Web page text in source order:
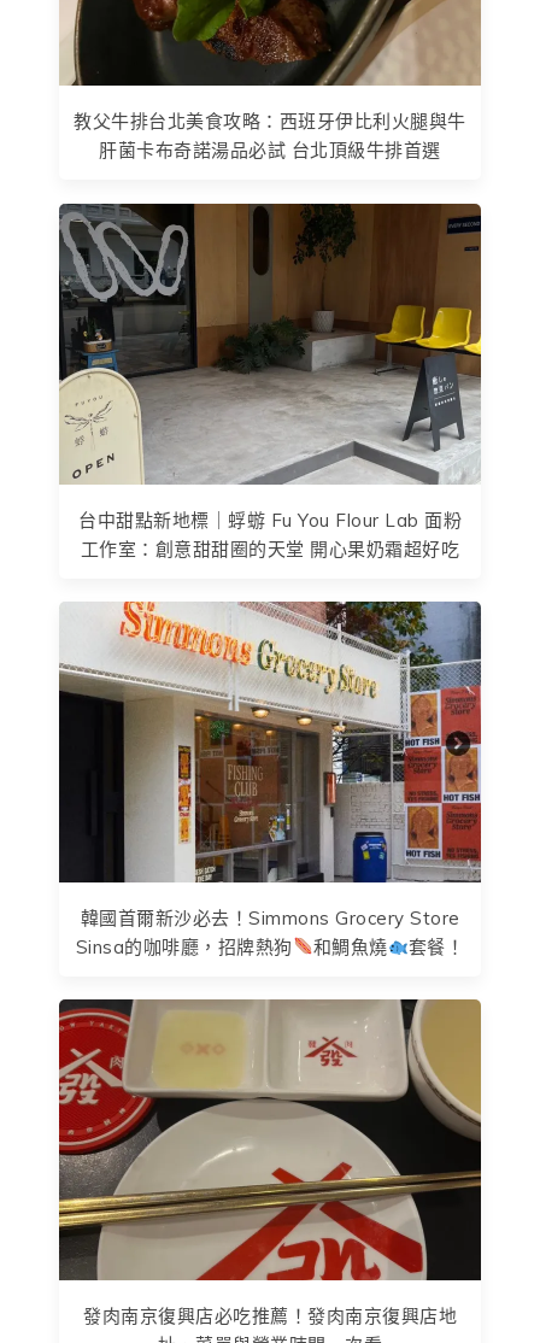
教父牛排台北美食攻略：西班牙伊比利火腿與牛
肝菌卡布奇諾湯品必試 台北頂級牛排首選
台中甜點新地標｜蜉蝣 Fu You Flour Lab 面粉
工作室：創意甜甜圈的天堂 開心果奶霜超好吃
韓國首爾新沙必去！Simmons Grocery Store
Sinsa的咖啡廳，招牌熱狗
和鯛魚燒 套餐！
發肉南京復興店必吃推薦！發肉南京復興店地